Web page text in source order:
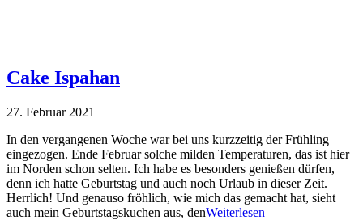
Cake Ispahan
27. Februar 2021
In den vergangenen Woche war bei uns kurzzeitig der Frühling
eingezogen. Ende Februar solche milden Temperaturen, das ist hier
im Norden schon selten. Ich habe es besonders genießen dürfen,
denn ich hatte Geburtstag und auch noch Urlaub in dieser Zeit.
Herrlich! Und genauso fröhlich, wie mich das gemacht hat, sieht
auch mein Geburtstagskuchen aus, denWeiterlesen